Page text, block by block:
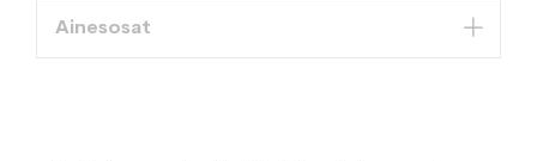
Ainesosat